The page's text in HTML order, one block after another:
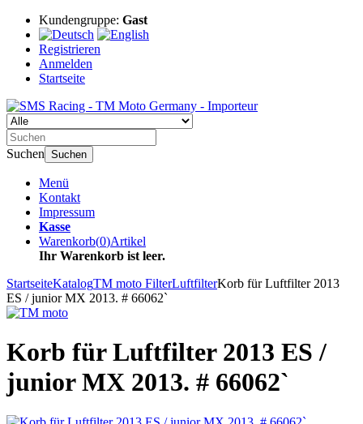
Kundengruppe: Gast
Registrieren
Anmelden
Startseite
Suchen Suchen
Menü
Kontakt
Impressum
Kasse
Warenkorb(0)Artikel
Ihr Warenkorb ist leer.
StartseiteKatalogTM moto FilterLuftfilterKorb für Luftfilter 2013
ES / junior MX 2013. # 66062`
Korb für Luftfilter 2013 ES /
junior MX 2013. # 66062`